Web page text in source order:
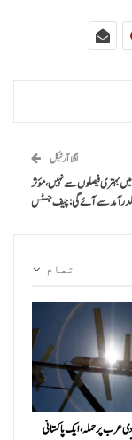
اگلا آرٹیکل
بہتری فیصلوں سے نہیں، مؤثر
سے آئے گی: چیف جسٹس
تمام
عرب پر حملہ، ایک پاکستانی